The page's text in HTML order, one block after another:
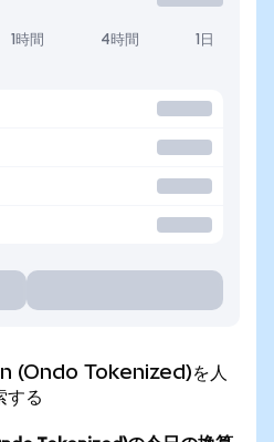
1時間 4時間 1日
Tokenized)を人
する